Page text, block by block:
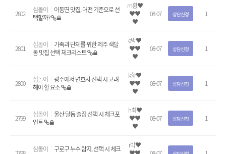
2802 심돌이
이동면 맛집, 어떤 기준으로 선
택할까?
m황♥
♥♥
♥
08-07 상담신청 1
2801 심돌이
가족과 단체를 위한 제주 색달
동 맛집 선택 체크리스트
e박♥
♥♥
♥
08-07 상담신청 1
2800 심돌이
광주에서 변호사 선택 시 고려
해야 할 요소
k황♥
♥♥
♥
08-07 상담신청 1
2799 심돌이
울산 달동 술집 선택 시 체크포
인트
h최♥
♥♥
♥
08-07 상담신청 1
심돌이
구로구 누수 탐지, 선택 시 체크
r박♥